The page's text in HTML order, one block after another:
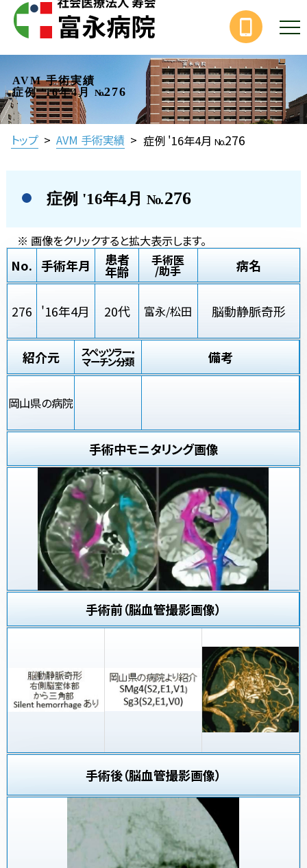
AVM 手術実績
症例 '16年4月
No.276
トップ > AVM 手術実績 > 症例 '16年4月 No.276
症例 '16年4月 No.276
※ 画像をクリックすると拡大表示します。
No. 手術年月 患者
年齢
手術医
/助手 病名
276 '16年4月 20代 富永/松田 脳動静脈奇形
紹介元 スペッツラー・
マーチン分類 備考
岡山県の病院
手術中モニタリング画像
手術前（脳血管撮影画像）
手術後（脳血管撮影画像）